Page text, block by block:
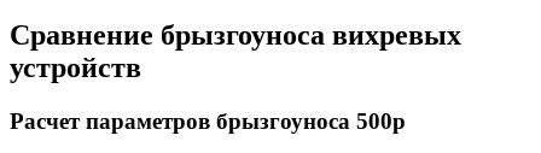
Сравнение брызгоуноса вихревых
устройств
Расчет параметров брызгоуноса 500р